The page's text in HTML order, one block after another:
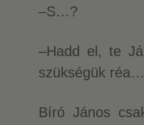
–S…?
–Hadd el, te
szükségük réa…
Bíró János